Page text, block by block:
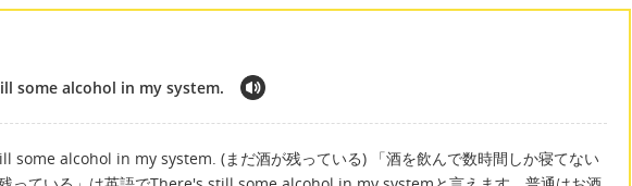
some alcohol in my system.
some alcohol in my system. (まだ酒が残っている) 「酒を飲んで数時間しか寝てない